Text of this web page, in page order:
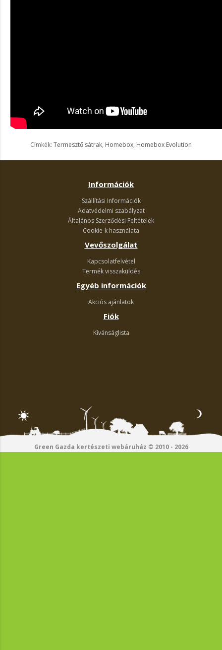
Címkék: Termesztő sátrak, Homebox, Homebox Evolution
Információk
Szállítási Információk
Adatvédelmi szabályzat
Általános Szerződési Feltételek
Cookie-k használata
Vevőszolgálat
Kapcsolatfelvétel
Termék visszaküldés
Egyéb információk
Akciós ajánlatok
Fiók
Kívánságlista
Green Gazda kertészeti webáruház © 2010 - 2026